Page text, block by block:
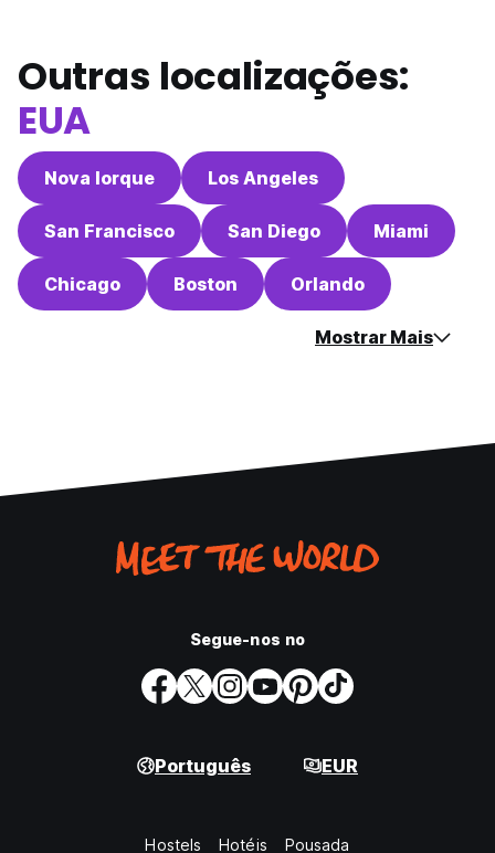
Outras localizações:
EUA
Nova Iorque Los Angeles
San Francisco San Diego Miami
Chicago Boston Orlando
Mostrar Mais
Segue-nos no
Português EUR
Hostels Hotéis Pousada